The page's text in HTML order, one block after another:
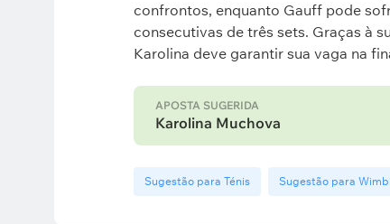
confrontos, enquanto Gauff pode
consecutivas de três sets. Graças à
Karolina deve garantir sua vaga na
APOSTA SUGERIDA
Karolina Muchova
Sugestão para Ténis Sugestão para